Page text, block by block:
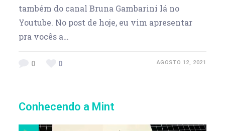
também do canal Bruna Gambarini lá no
Youtube. No post de hoje, eu vim apresentar
pra vocês a…
0 0 AGOSTO 12, 2021
Conhecendo a Mint